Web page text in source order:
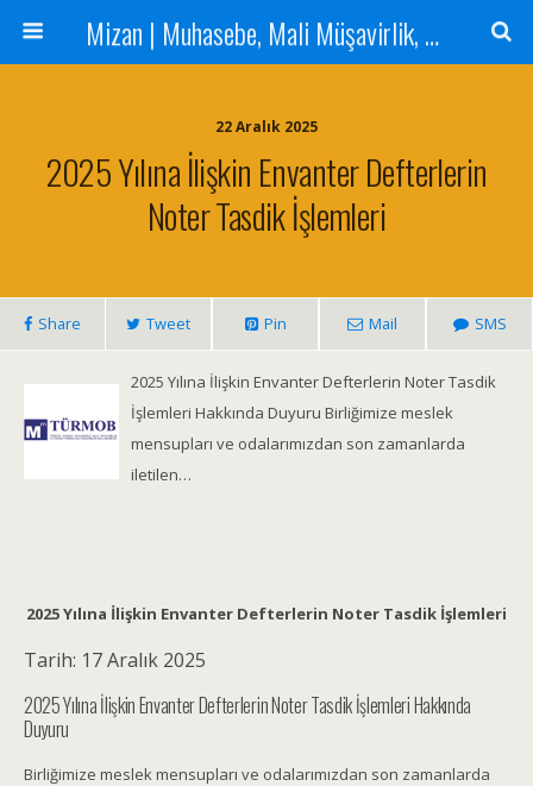
Mizan | Muhasebe, Mali Müşavirlik, Denetim Hizmetleri
22 Aralık 2025
2025 Yılına İlişkin Envanter Defterlerin
Noter Tasdik İşlemleri
Share Tweet Pin Mail SMS
2025 Yılına İlişkin Envanter Defterlerin Noter Tasdik
İşlemleri Hakkında Duyuru Birliğimize meslek
mensupları ve odalarımızdan son zamanlarda
iletilen…
2025 Yılına İlişkin Envanter Defterlerin Noter Tasdik İşlemleri
Tarih: 17 Aralık 2025
2025 Yılına İlişkin Envanter Defterlerin Noter Tasdik İşlemleri Hakkında
Duyuru
Birliğimize meslek mensupları ve odalarımızdan son zamanlarda